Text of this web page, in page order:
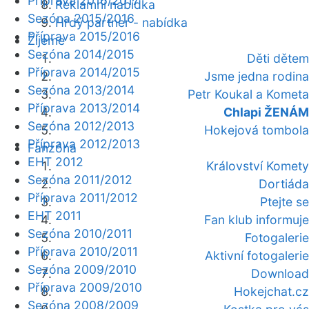
Reklamní nabídka
Hrdý partner - nabídka
Žijeme
Děti dětem
Jsme jedna rodina
Petr Koukal a Kometa
Chlapi ŽENÁM
Hokejová tombola
Fanzóna
Království Komety
Dortiáda
Ptejte se
Fan klub informuje
Fotogalerie
Aktivní fotogalerie
Download
Hokejchat.cz
Sezóna 2015/2016
Příprava 2015/2016
Sezóna 2014/2015
Příprava 2014/2015
Sezóna 2013/2014
Příprava 2013/2014
Sezóna 2012/2013
Příprava 2012/2013
EHT 2012
Sezóna 2011/2012
Příprava 2011/2012
EHT 2011
Sezóna 2010/2011
Příprava 2010/2011
Sezóna 2009/2010
Příprava 2009/2010
Sezóna 2008/2009